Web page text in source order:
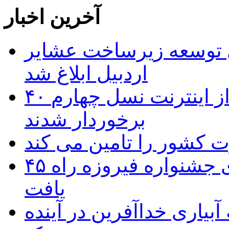
آخرین اخبار
برای توسعه زیرساخت عشایر
اردبیل ابلاغ شد
۴۰ روستای شهرستان گِرمی از اینترنت نسل چهارم
برخوردار شدند
۴۵ اثر هنرمندان اردبیلی به غربالگری جشنواره فیروزه راه
یافت
خداآفرین در آینده